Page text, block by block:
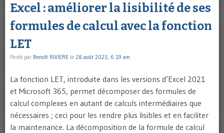
Excel : améliorer la lisibilité de ses
formules de calcul avec la fonction
LET
Posté par Benoît RIVIERE le 28 août 2023, 6:19 am
La fonction LET, introduite dans les versions d’Excel 2021
et Microsoft 365, permet décomposer des formules de
calcul complexes en autant de calculs intermédiaires que
nécessaires ; ceci pour les rendre plus lisibles et en faciliter
la maintenance. La décomposition de la formule de calcul